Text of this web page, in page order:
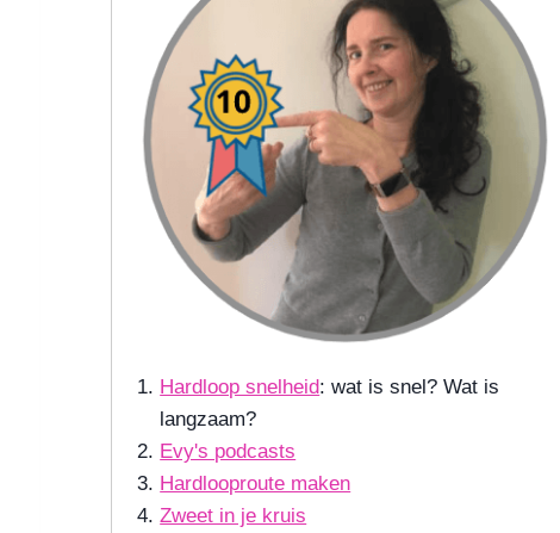
Hardloop snelheid: wat is snel? Wat is
langzaam?
Evy's podcasts
Hardlooproute maken
Zweet in je kruis